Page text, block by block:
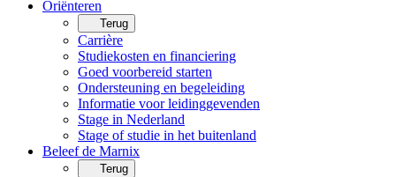
Oriënteren
Terug
Carrière
Studiekosten en financiering
Goed voorbereid starten
Ondersteuning en begeleiding
Informatie voor leidinggevenden
Stage in Nederland
Stage of studie in het buitenland
Beleef de Marnix
Terug